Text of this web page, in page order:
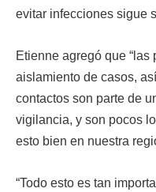
evitar infecciones sigue
Etienne agregó que “las
aislamiento de casos,
contactos son parte de
vigilancia, y son pocos
esto bien en nuestra
“Todo esto es tan